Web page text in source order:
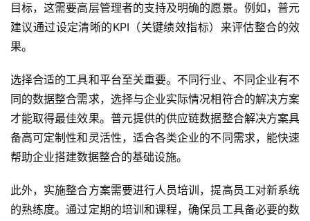
目标，这需要高层管理者的支持及明确的愿景。例如，普元
建议通过设定清晰的KPI（关键绩效指标）来评估整合的效
果。
选择合适的工具和平台至关重要。不同行业、不同企业有不
同的数据整合需求，选择与企业实际情况相符合的解决方案
才能取得最佳效果。普元提供的供应链数据整合解决方案具
备高可定制性和灵活性，适合各类企业的不同需求，能快速
帮助企业搭建数据整合的基础设施。
此外，实施整合方案需要进行人员培训，提高员工对新系统
的熟练度。通过定期的培训和课程，确保员工具备必要的数